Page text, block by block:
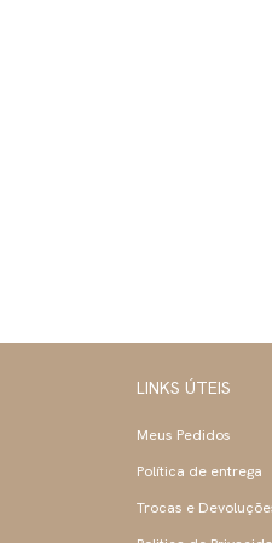
LINKS ÚTEIS
Meus Pedidos
Política de entrega
Trocas e